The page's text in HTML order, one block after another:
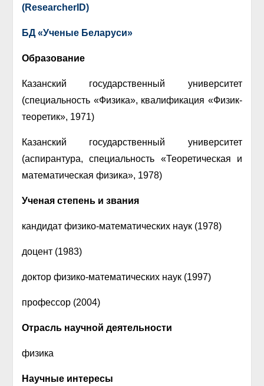
(ResearcherID)
БД «Ученые Беларуси»
Образование
Казанский государственный университет
(специальность «Физика», квалификация «Физик-
теоретик», 1971)
Казанский государственный университет
(аспирантура, специальность «Теоретическая и
математическая физика», 1978)
Ученая степень и звания
кандидат физико-математических наук (1978)
доцент (1983)
доктор физико-математических наук (1997)
профессор (2004)
Отрасль научной деятельности
физика
Научные интересы